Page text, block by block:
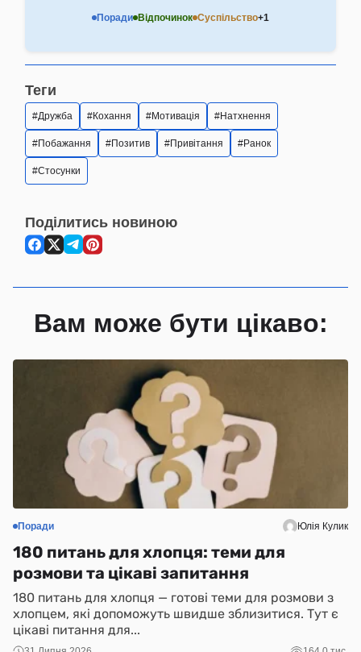
Поради Відпочинок Суспільство+1
Теги
Дружба Кохання Мотивація Натхнення
Побажання Позитив Привітання Ранок
Стосунки
Поділитись новиною
Вам може бути цікаво:
Поради Юлія Кулик
180 питань для хлопця: теми для
розмови та цікаві запитання
180 питань для хлопця — готові теми для розмови з
хлопцем, які допоможуть швидше зблизитися. Тут є
цікаві питання для...